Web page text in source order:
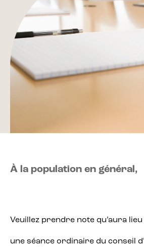
À la population en général,
Veuillez prendre note qu’aura lieu
une séance ordinaire du conseil